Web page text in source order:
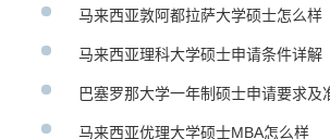
马来西亚敦阿都拉萨大学硕士怎么样
马来西亚理科大学硕士申请条件详解
巴塞罗那大学一年制硕士申请要求及
马来西亚优理大学硕士MBA怎么样